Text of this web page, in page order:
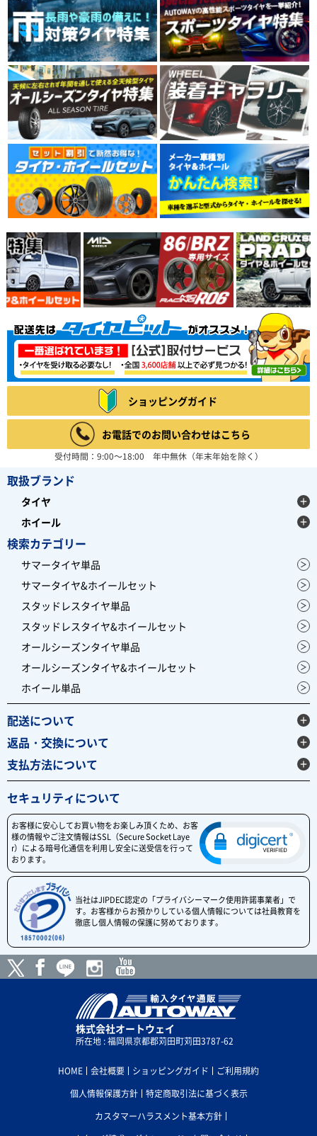
ショッピングガイド
お電話でのお問い合わせはこちら
受付時間：9:00～18:00 年中無休（年末年始を除く）
取扱ブランド
タイヤ
ホイール
検索カテゴリー
サマータイヤ単品
サマータイヤ&ホイールセット
スタッドレスタイヤ単品
スタッドレスタイヤ&ホイールセット
オールシーズンタイヤ単品
オールシーズンタイヤ&ホイールセット
ホイール単品
配送について
返品・交換について
支払方法について
セキュリティについて
お客様に安心してお買い物をお楽しみ頂くため、お客
様の情報やご注文情報はSSL（Secure Socket Laye
r）による暗号化通信を利用し安全に送受信を行って
おります。
当社はJIPDEC認定の「プライバシーマーク使用許諾事業者」で
す。お客様からお預かりしている個人情報については社員教育を
徹底し個人情報の保護に努めております。
株式会社オートウェイ
所在地 : 福岡県京都郡苅田町苅田3787-62
HOME 会社概要 ショッピングガイド
ご利用規約
個人情報保護方針
特定商取引法に基づく表示
カスタマーハラスメント基本方針